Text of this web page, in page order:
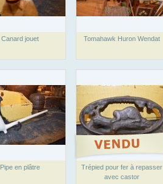
Canard jouet Tomahawk Huron Wendat
Pipe en plâtre
Trépied pour fer à repasser
avec castor